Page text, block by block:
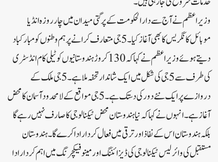
وزیر اعظم نے آج سے دارالحکومت کے پرگتی میدان میں چار روزہ انڈیا
موبائل کانگریس کا بھی آغاز کیا۔ 5جی متعارف کرانے پر ہم وطنوں کو مبارکباد
دیتے ہوئے وزیر اعظم نے کہا کہ 130 کروڑ ہندوستانیوں کو ٹیلی کام انڈسٹری
کی طرف سے 5جی کی شکل میں ایک شاندار تحفہ ملا ہے۔ 5جی ملک کے
دروازے پر ایک نئے دور کی دستک ہے۔ 5جی مواقع کے لامحدود آسمان کا محض
آغاز ہے۔ انہوں نے کہا کہ نیا ہندوستان محض ٹیکنالوجی کا صارف نہیں رہے گا
بلکہ ہندوستان اس کے نفاذ اور ترقی میں فعال کردار ادا کرے گا۔ ہندوستان
مستقبل کی وائرلیس ٹیکنالوجی کی ڈیزائننگ اور مینوفیکچرنگ میں اہم کردار ادا